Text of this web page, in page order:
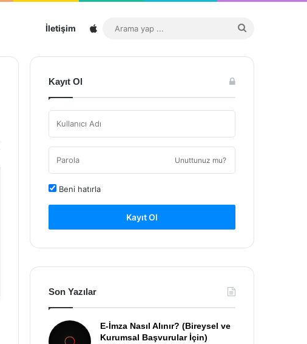
İletişim Sitemap
Kayıt Ol
Unuttunuz mu?
Beni hatırla
Kayıt Ol
Son Yazılar
E-İmza Nasıl Alınır? (Bireysel ve
Kurumsal Başvurular İçin)